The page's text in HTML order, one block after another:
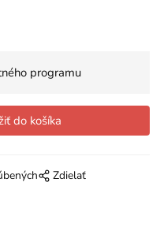
programu
Zdielať